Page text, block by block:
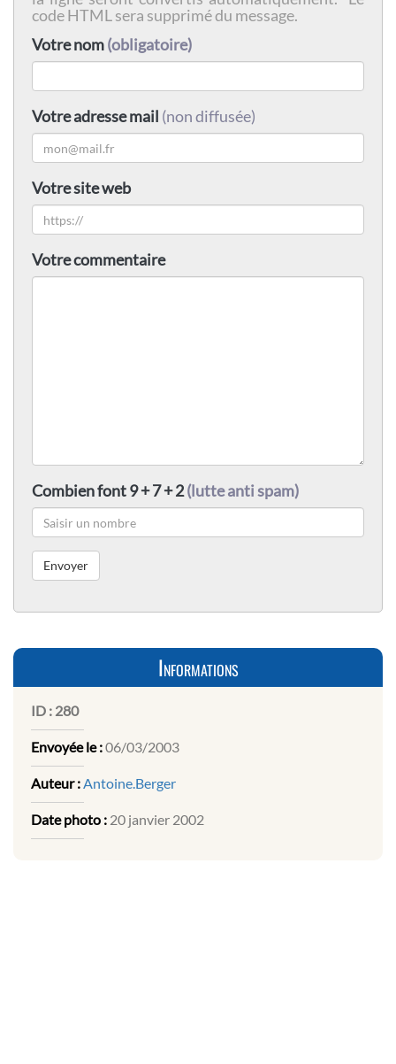
code HTML sera supprimé du message.
Votre nom(obligatoire)
Votre adresse mail (non diffusée)
Votre site web
Votre commentaire
Combien font 9 + 7 + 2(lutte anti spam)
Informations
ID : 280
Envoyée le :06/03/2003
Auteur :Antoine.Berger
Date photo : 20 janvier 2002